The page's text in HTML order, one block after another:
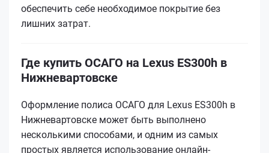
обеспечить себе необходимое покрытие без
лишних затрат.
Где купить ОСАГО на Lexus ES300h в
Нижневартовске
Оформление полиса ОСАГО для Lexus ES300h в
Нижневартовске может быть выполнено
несколькими способами, и одним из самых
простых является использование онлайн-